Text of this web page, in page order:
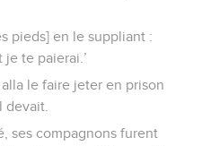
pieds] en le suppliant :
je te paierai.’
le faire jeter en prison
devait.
ses compagnons furent